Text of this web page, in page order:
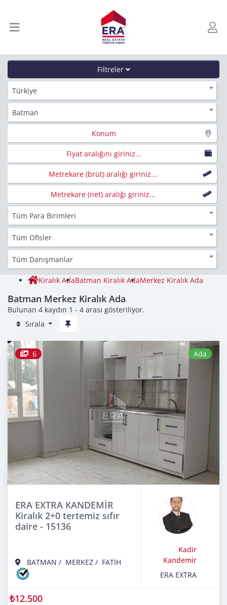
Filtreler
Türkiye
Batman
Konum
Fiyat aralığını giriniz...
Metrekare (brüt) aralığı giriniz...
Metrekare (net) aralığı giriniz...
Tüm Para Birimleri
Tüm Ofisler
Tüm Danışmanlar
Kiralık AdaBatman Kiralık AdaMerkez Kiralık Ada
Batman Merkez Kiralık Ada
Bulunan 4 kaydın 1 - 4 arası gösteriliyor.
Sırala
6 Ada
ERA EXTRA KANDEMİR
Kiralık 2+0 tertemiz sıfır
daire - 15136
BATMAN / MERKEZ / FATİH
Kadir
Kandemir
ERA EXTRA
₺12.500